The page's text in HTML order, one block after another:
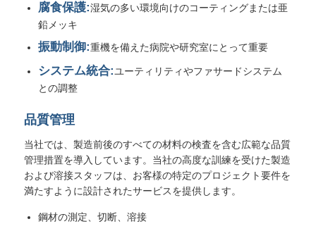
腐食保護:湿気の多い環境向けのコーティングまたは亜
鉛メッキ
振動制御:重機を備えた病院や研究室にとって重要
システム統合:ユーティリティやファサードシステム
との調整
品質管理
当社では、製造前後のすべての材料の検査を含む広範な品質
管理措置を導入しています。当社の高度な訓練を受けた製造
および溶接スタッフは、お客様の特定のプロジェクト要件を
満たすように設計されたサービスを提供します。
鋼材の測定、切断、溶接